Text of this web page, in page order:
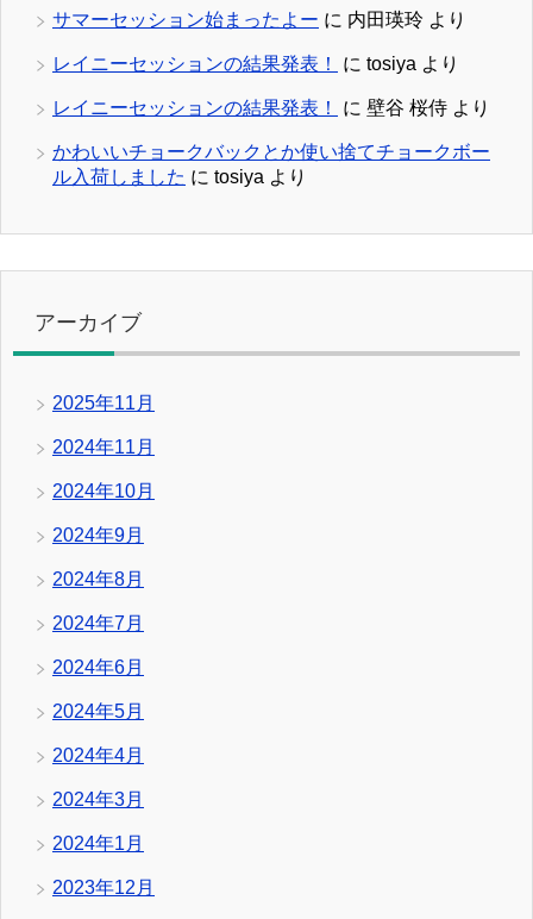
サマーセッション始まったよー に 内田瑛玲 より
レイニーセッションの結果発表！ に tosiya より
レイニーセッションの結果発表！ に 壁谷 桜侍 より
かわいいチョークバックとか使い捨てチョークボー
ル入荷しました に tosiya より
アーカイブ
2025年11月
2024年11月
2024年10月
2024年9月
2024年8月
2024年7月
2024年6月
2024年5月
2024年4月
2024年3月
2024年1月
2023年12月